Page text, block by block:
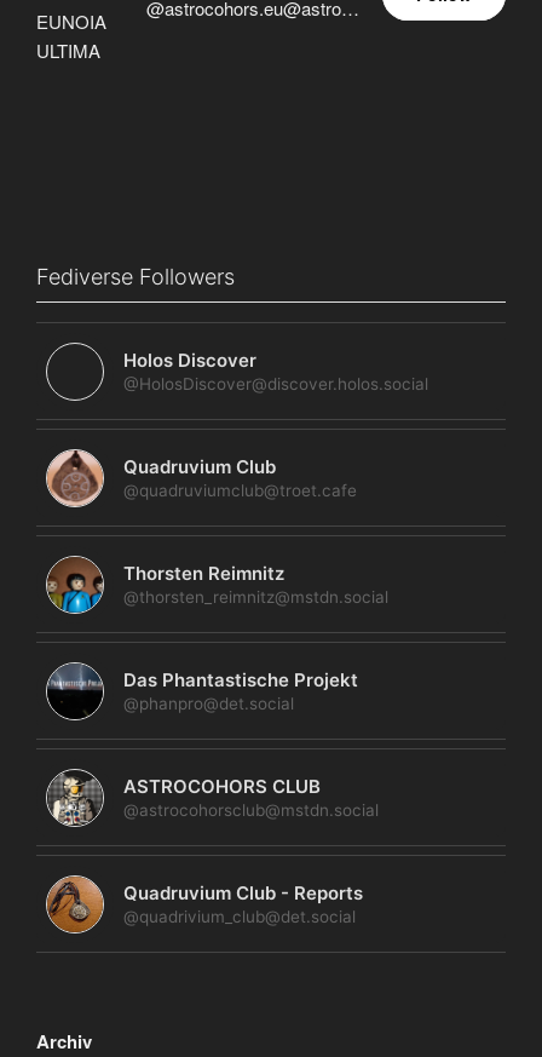
@astrocohors.eu@astrocohors.eu
Fediverse Followers
Holos Discover
@HolosDiscover@discover.holos.social
Quadruvium Club
@quadruviumclub@troet.cafe
Thorsten Reimnitz
@thorsten_reimnitz@mstdn.social
Das Phantastische Projekt
@phanpro@det.social
ASTROCOHORS CLUB
@astrocohorsclub@mstdn.social
Quadruvium Club - Reports
@quadrivium_club@det.social
Archiv